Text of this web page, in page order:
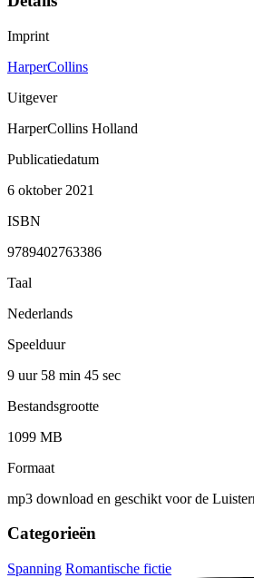
Imprint
HarperCollins
Uitgever
HarperCollins Holland
Publicatiedatum
6 oktober 2021
ISBN
9789402763386
Taal
Nederlands
Speelduur
9 uur 58 min 45 sec
Bestandsgrootte
1099 MB
Formaat
mp3 download en geschikt voor de
Categorieën
Spanning Romantische fictie